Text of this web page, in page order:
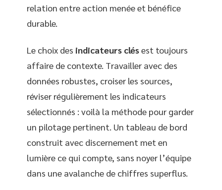
relation entre action menée et bénéfice
durable.
Le choix des indicateurs clésest toujours
affaire de contexte. Travailler avec des
données robustes, croiser les sources,
réviser régulièrement les indicateurs
sélectionnés : voilà la méthode pour garder
un pilotage pertinent. Un tableau de bord
construit avec discernement met en
lumière ce qui compte, sans noyer l’équipe
dans une avalanche de chiffres superflus.